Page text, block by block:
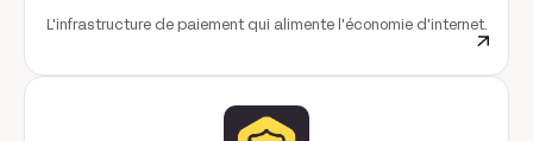
L'infrastructure de paiement qui alimente l'économie d'internet.